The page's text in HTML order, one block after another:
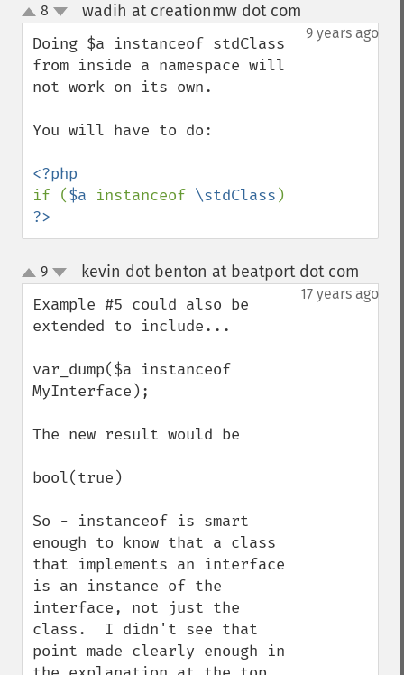
up
down
8 wadih at creationmw dot com
9 years ago
Doing $a instanceof stdClass
from inside a namespace will
not work on its own.
You will have to do:
if ($a instanceof \stdClass
?>
up
down
9 kevin dot benton at beatport dot com
17 years ago
Example #5 could also be
extended to include...
var_dump($a instanceof
MyInterface);
The new result would be
bool(true)
So - instanceof is smart
enough to know that a class
that implements an interface
is an instance of the
interface, not just the
class.  I didn't see that
point made clearly enough in